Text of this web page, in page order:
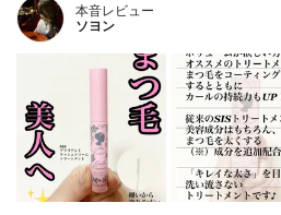
本音レビュー
ソヨン